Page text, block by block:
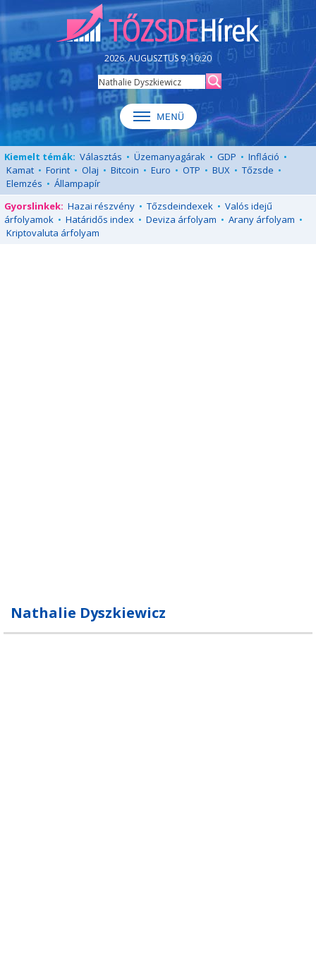
2026. AUGUSZTUS 9. 10:20
Kiemelt témák: Választás • Üzemanyagárak • GDP • Infláció •
Kamat • Forint • Olaj • Bitcoin • Euro • OTP • BUX • Tőzsde •
Elemzés • Állampapír
Gyorslinkek: Hazai részvény • Tőzsdeindexek • Valós idejű
árfolyamok • Határidős index • Deviza árfolyam • Arany árfolyam •
Kriptovaluta árfolyam
Nathalie Dyszkiewicz